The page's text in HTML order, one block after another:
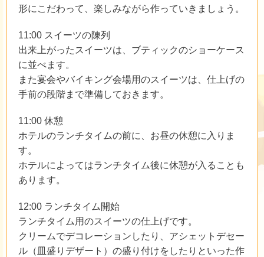
形にこだわって、楽しみながら作っていきましょう。
11:00 スイーツの陳列
出来上がったスイーツは、ブティックのショーケース
に並べます。
また宴会やバイキング会場用のスイーツは、仕上げの
手前の段階まで準備しておきます。
11:00 休憩
ホテルのランチタイムの前に、お昼の休憩に入りま
す。
ホテルによってはランチタイム後に休憩が入ることも
あります。
12:00 ランチタイム開始
ランチタイム用のスイーツの仕上げです。
クリームでデコレーションしたり、アシェットデセー
ル（皿盛りデザート）の盛り付けをしたりといった作